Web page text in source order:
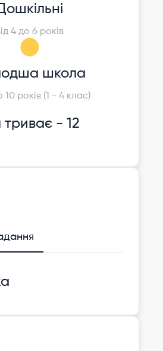
4 до 6 років
школа
10 років (1 - 4 клас)
триває - 12